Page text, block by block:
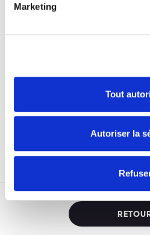
Marketing
Tout
Autoriser la